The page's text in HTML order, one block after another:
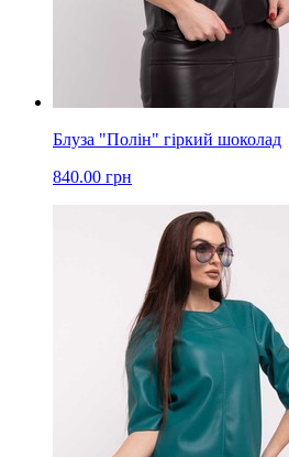
Блуза "Полін" гіркий шоколад
840.00 грн